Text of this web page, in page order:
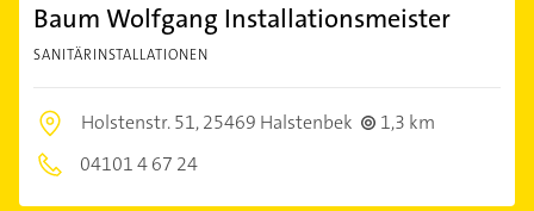
Baum Wolfgang Installationsmeister
SANITÄRINSTALLATIONEN
Holstenstr. 51,25469 Halstenbek
1,3 km
04101 4 67 24